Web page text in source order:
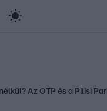
Most Wanted
Az OTP és a Pilisi